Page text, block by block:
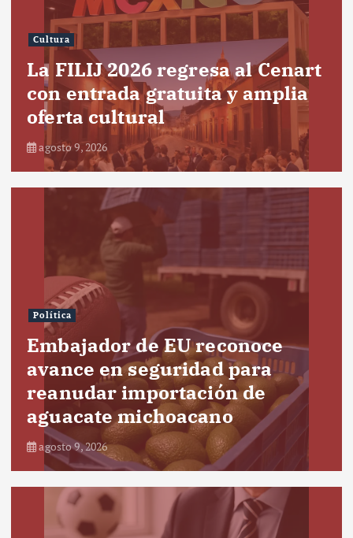
Cultura
La FILIJ 2026 regresa al Cenart
con entrada gratuita y amplia
oferta cultural
agosto 9, 2026
Política
Embajador de EU reconoce
avance en seguridad para
reanudar importación de
aguacate michoacano
agosto 9, 2026